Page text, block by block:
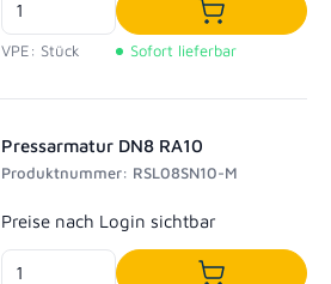
VPE: Stück
In den
Sofort lieferbar
Pressarmatur DN8 RA10
Produktnummer: RSL08SN10-M
Regulärer Preis:
Preise nach Login sichtbar